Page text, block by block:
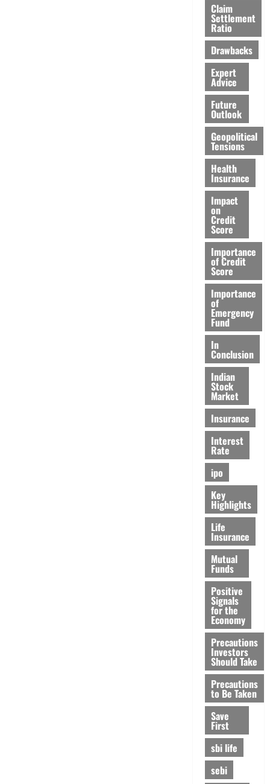
Claim
Settlement
Ratio
Drawbacks
Expert
Advice
Future
Outlook
Geopolitical
Tensions
Health
Insurance
Impact
on
Credit
Score
Importance
of Credit
Score
Importance
of
Emergency
Fund
In
Conclusion
Indian
Stock
Market
Insurance
Interest
Rate
ipo
Key
Highlights
Life
Insurance
Mutual
Funds
Positive
Signals
for the
Economy
Precautions
Investors
Should Take
Precautions
to Be Taken
Save
First
sbi life
sebi